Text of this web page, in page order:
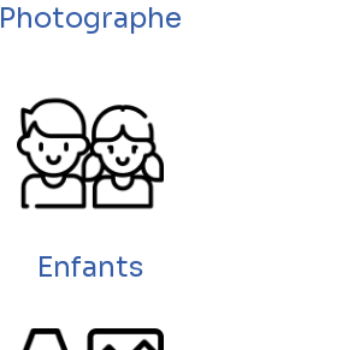
Photographe
Enfants